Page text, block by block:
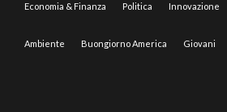
Economia & Finanza Politica Innovazione
Ambiente Buongiorno America Giovani